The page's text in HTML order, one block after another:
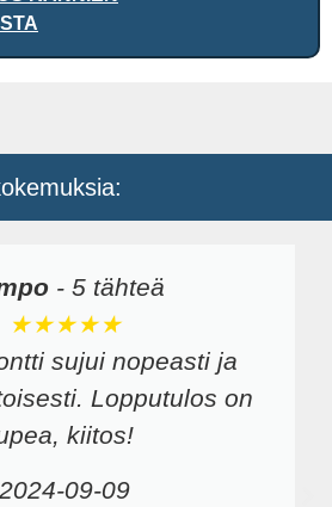
- 5 tähteä
★★★★★
sujui nopeasti ja
Lopputulos on
kiitos!
2024-09-09